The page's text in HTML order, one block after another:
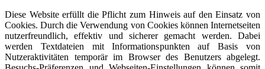
Diese Website erfüllt die Pflicht zum Hinweis auf den Einsatz von
Cookies. Durch die Verwendung von Cookies können Internetseiten
nutzerfreundlich, effektiv und sicherer gemacht werden. Dabei
werden Textdateien mit Informationspunkten auf Basis von
Nutzeraktivitäten temporär im Browser des Benutzers abgelegt.